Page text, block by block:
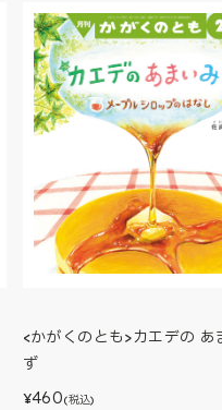
<かがくのとも>カエデの あ
ず
¥460(税込)